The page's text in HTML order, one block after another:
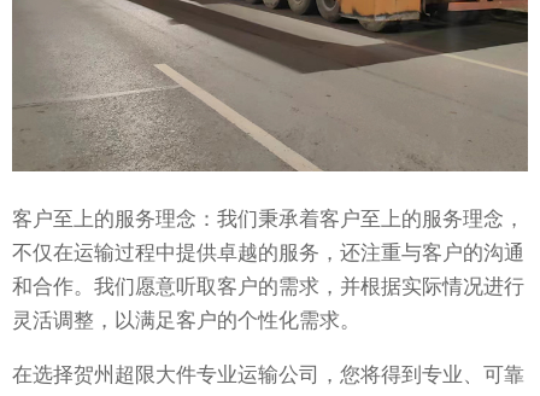
客户至上的服务理念：我们秉承着客户至上的服务理念，
不仅在运输过程中提供卓越的服务，还注重与客户的沟通
和合作。我们愿意听取客户的需求，并根据实际情况进行
灵活调整，以满足客户的个性化需求。
在选择贺州超限大件专业运输公司，您将得到专业、可靠